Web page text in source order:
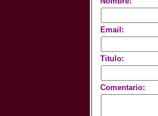
Email:
Titulo:
Comentario: